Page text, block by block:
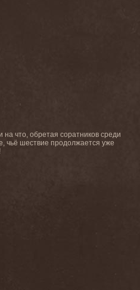
что, обретая соратников среди
чьё шествие продолжается уже